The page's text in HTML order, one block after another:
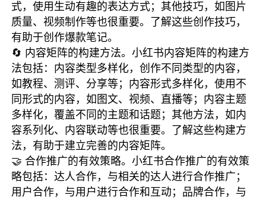
式，使用生动有趣的表达方式；其他技巧，如图片
质量、视频制作等也很重要。了解这些创作技巧，
有助于创作爆款笔记。
🔄 内容矩阵的构建方法。小红书内容矩阵的构建方
法包括：内容类型多样化，创作不同类型的内容，
如教程、测评、分享等；内容形式多样化，使用不
同形式的内容，如图文、视频、直播等；内容主题
多样化，覆盖不同的主题和话题；其他方法，如内
容系列化、内容联动等也很重要。了解这些构建方
法，有助于建立完善的内容矩阵。
🤝 合作推广的有效策略。小红书合作推广的有效策
略包括：达人合作，与相关的达人进行合作推广；
用户合作，与用户进行合作和互动；品牌合作，与